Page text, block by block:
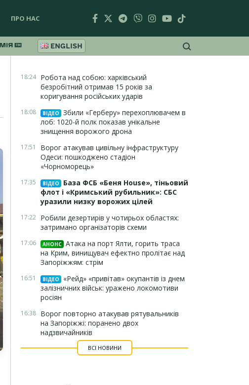
ПРО НАС
ENGLISH
18:24 Робота над собою: харківський
безробітний отримав 15 років за
коригування російських ударів
18:08 ВІДЕО
Збили «Герберу» перехоплювачем в
лоб: 1020-й полк показав унікальне
знищення ворожого дрона
17:51
Ворог атакував цивільну інфраструктуру
Одеси: пошкоджено стадіон
«Чорноморець»
17:35 ВІДЕО
База ФСБ «Беня House», тіньовий
флот і «Кримський рубильник»: СБС
уразили низку ворожих цілей
17:22 Робили дезертирів у чотирьох областях:
затримано організаторів схеми
17:06 АНОНС Атака на порт Ялти, горить траса
на Крим, винищувач ефектно пролітає над
Запоріжжям: стрім
16:51 ВІДЕО
«Рейд» «привітав» окупантів із днем
залізничних військ: уражено локомотиви
росіян
16:38 Ворог повторно атакував рятувальників
на Запоріжжі: поранено двох
надзвичайників
ВСІ НОВИНИ